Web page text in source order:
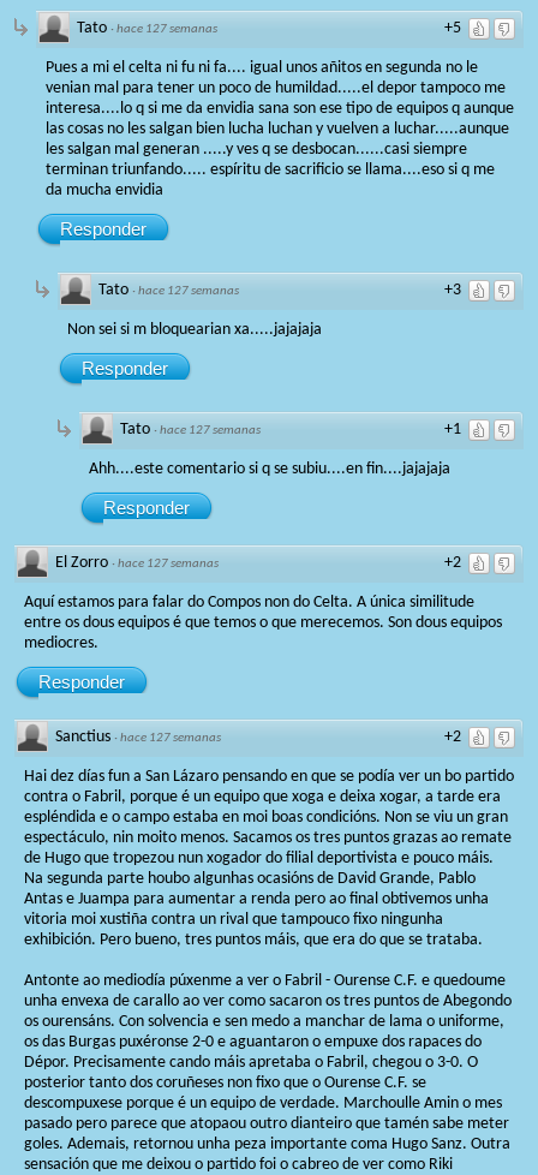
+5
Tato ·hace 127 semanas
Pues a mi el celta ni fu ni fa.... igual unos añitos en segunda no le
venian mal para tener un poco de humildad.....el depor tampoco me
interesa....lo q si me da envidia sana son ese tipo de equipos q aunque
las cosas no les salgan bien lucha luchan y vuelven a luchar.....aunque
les salgan mal generan .....y ves q se desbocan......casi siempre
terminan triunfando..... espíritu de sacrificio se llama....eso si q me
da mucha envidia
Responder
+3
Tato ·hace 127 semanas
Non sei si m bloquearian xa.....jajajaja
Responder
+1
Tato ·hace 127 semanas
Ahh....este comentario si q se subiu....en fin....jajajaja
Responder
+2
El Zorro ·hace 127 semanas
Aquí estamos para falar do Compos non do Celta. A única similitude
entre os dous equipos é que temos o que merecemos. Son dous equipos
mediocres.
Responder
+2
Sanctius ·hace 127 semanas
Hai dez días fun a San Lázaro pensando en que se podía ver un bo partido
contra o Fabril, porque é un equipo que xoga e deixa xogar, a tarde era
espléndida e o campo estaba en moi boas condicións. Non se viu un gran
espectáculo, nin moito menos. Sacamos os tres puntos grazas ao remate
de Hugo que tropezou nun xogador do filial deportivista e pouco máis.
Na segunda parte houbo algunhas ocasións de David Grande, Pablo
Antas e Juampa para aumentar a renda pero ao final obtivemos unha
vitoria moi xustiña contra un rival que tampouco fixo ningunha
exhibición. Pero bueno, tres puntos máis, que era do que se trataba.
Antonte ao mediodía púxenme a ver o Fabril - Ourense C.F. e quedoume
unha envexa de carallo ao ver como sacaron os tres puntos de Abegondo
os ourensáns. Con solvencia e sen medo a manchar de lama o uniforme,
os das Burgas puxéronse 2-0 e aguantaron o empuxe dos rapaces do
Dépor. Precisamente cando máis apretaba o Fabril, chegou o 3-0. O
posterior tanto dos coruñeses non fixo que o Ourense C.F. se
descompuxese porque é un equipo de verdade. Marchoulle Amin o mes
pasado pero parece que atopaou outro dianteiro que tamén sabe meter
goles. Ademais, retornou unha peza importante coma Hugo Sanz. Outra
sensación que me deixou o partido foi o cabreo de ver como Riki